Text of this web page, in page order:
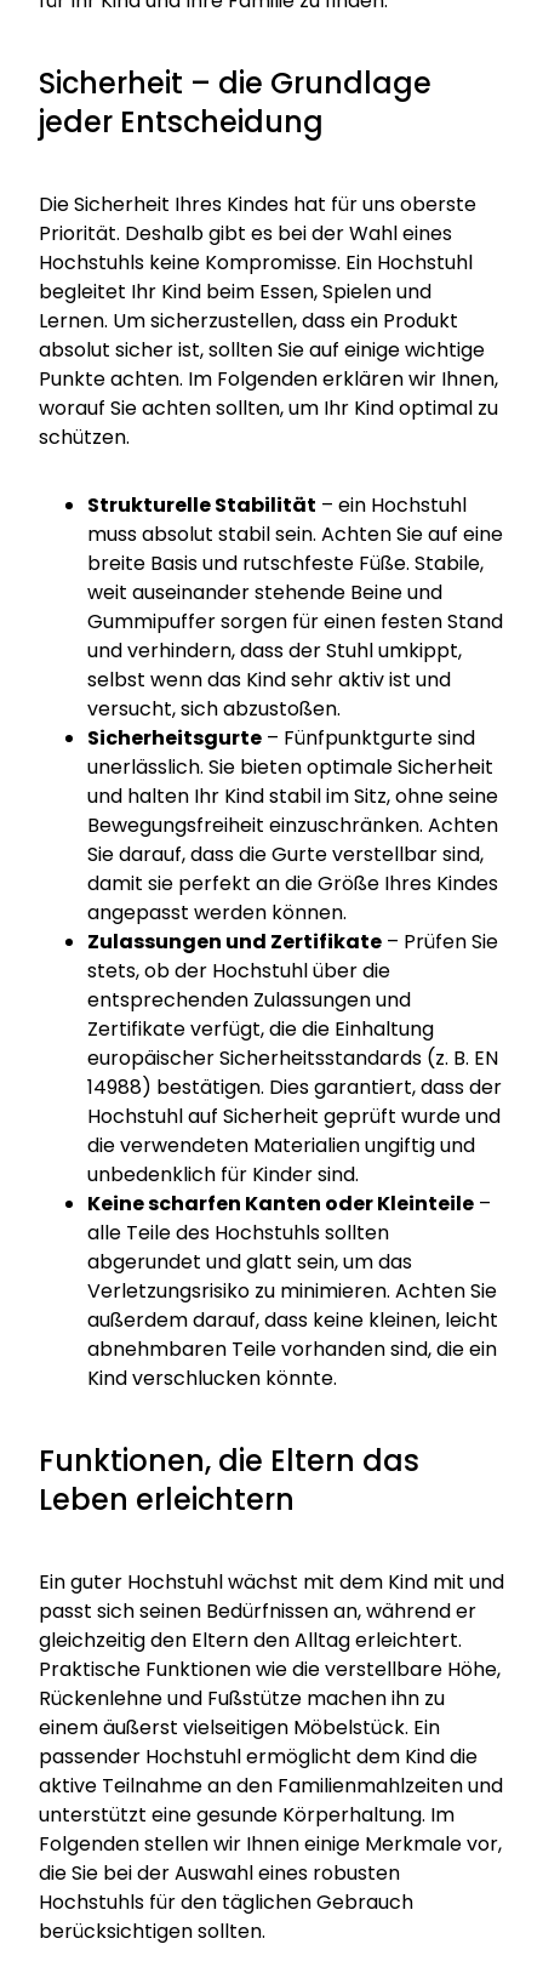
Sicherheit – die Grundlage
jeder Entscheidung
Die Sicherheit Ihres Kindes hat für uns oberste
Priorität. Deshalb gibt es bei der Wahl eines
Hochstuhls keine Kompromisse. Ein Hochstuhl
begleitet Ihr Kind beim Essen, Spielen und
Lernen. Um sicherzustellen, dass ein Produkt
absolut sicher ist, sollten Sie auf einige wichtige
Punkte achten. Im Folgenden erklären wir Ihnen,
worauf Sie achten sollten, um Ihr Kind optimal zu
schützen.
Strukturelle Stabilität – ein Hochstuhl
muss absolut stabil sein. Achten Sie auf eine
breite Basis und rutschfeste Füße. Stabile,
weit auseinander stehende Beine und
Gummipuffer sorgen für einen festen Stand
und verhindern, dass der Stuhl umkippt,
selbst wenn das Kind sehr aktiv ist und
versucht, sich abzustoßen.
Sicherheitsgurte – Fünfpunktgurte sind
unerlässlich. Sie bieten optimale Sicherheit
und halten Ihr Kind stabil im Sitz, ohne seine
Bewegungsfreiheit einzuschränken. Achten
Sie darauf, dass die Gurte verstellbar sind,
damit sie perfekt an die Größe Ihres Kindes
angepasst werden können.
Zulassungen und Zertifikate – Prüfen Sie
stets, ob der Hochstuhl über die
entsprechenden Zulassungen und
Zertifikate verfügt, die die Einhaltung
europäischer Sicherheitsstandards (z. B. EN
14988) bestätigen. Dies garantiert, dass der
Hochstuhl auf Sicherheit geprüft wurde und
die verwendeten Materialien ungiftig und
unbedenklich für Kinder sind.
Keine scharfen Kanten oder Kleinteile –
alle Teile des Hochstuhls sollten
abgerundet und glatt sein, um das
Verletzungsrisiko zu minimieren. Achten Sie
außerdem darauf, dass keine kleinen, leicht
abnehmbaren Teile vorhanden sind, die ein
Kind verschlucken könnte.
Funktionen, die Eltern das
Leben erleichtern
Ein guter Hochstuhl wächst mit dem Kind mit und
passt sich seinen Bedürfnissen an, während er
gleichzeitig den Eltern den Alltag erleichtert.
Praktische Funktionen wie die verstellbare Höhe,
Rückenlehne und Fußstütze machen ihn zu
einem äußerst vielseitigen Möbelstück. Ein
passender Hochstuhl ermöglicht dem Kind die
aktive Teilnahme an den Familienmahlzeiten und
unterstützt eine gesunde Körperhaltung. Im
Folgenden stellen wir Ihnen einige Merkmale vor,
die Sie bei der Auswahl eines robusten
Hochstuhls für den täglichen Gebrauch
berücksichtigen sollten.